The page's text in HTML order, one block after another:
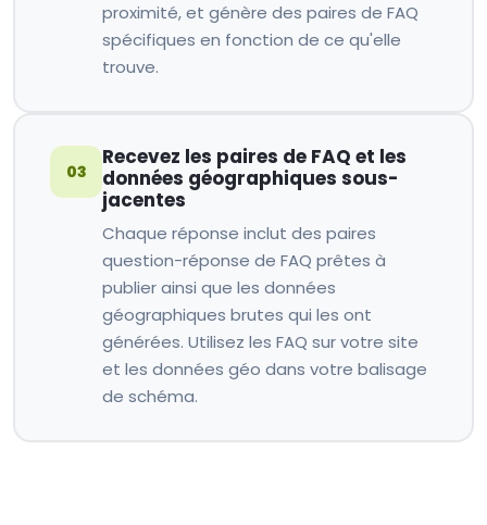
proximité, et génère des paires de FAQ
spécifiques en fonction de ce qu'elle
trouve.
03
Recevez les paires de FAQ et les
données géographiques sous-
jacentes
Chaque réponse inclut des paires
question-réponse de FAQ prêtes à
publier ainsi que les données
géographiques brutes qui les ont
générées. Utilisez les FAQ sur votre site
et les données géo dans votre balisage
de schéma.